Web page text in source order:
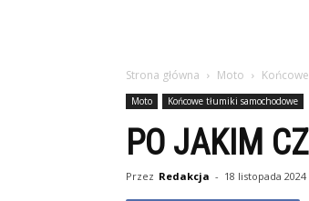
Strona główna Moto
Moto Końcowe tłumiki samochodowe
PO JAKIM
Przez Redakcja - 18 listopada 2024